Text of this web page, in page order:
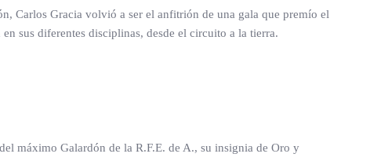
Carlos Gracia volvió a ser el anfitrión de una gala que premío el
sus diferentes disciplinas, desde el circuito a la tierra.
máximo Galardón de la R.F.E. de A., su insignia de Oro y